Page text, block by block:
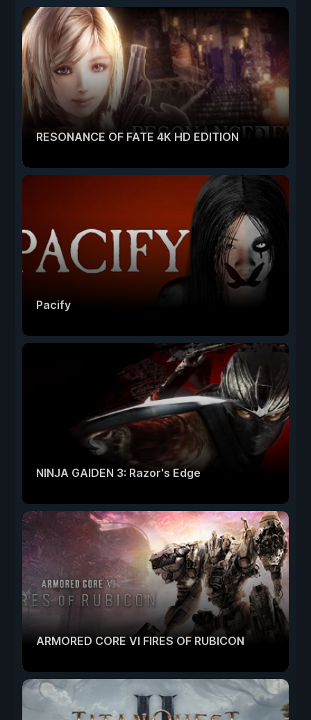
RESONANCE OF FATE 4K HD EDITION
Pacify
NINJA GAIDEN 3: Razor's Edge
ARMORED CORE VI FIRES OF RUBICON